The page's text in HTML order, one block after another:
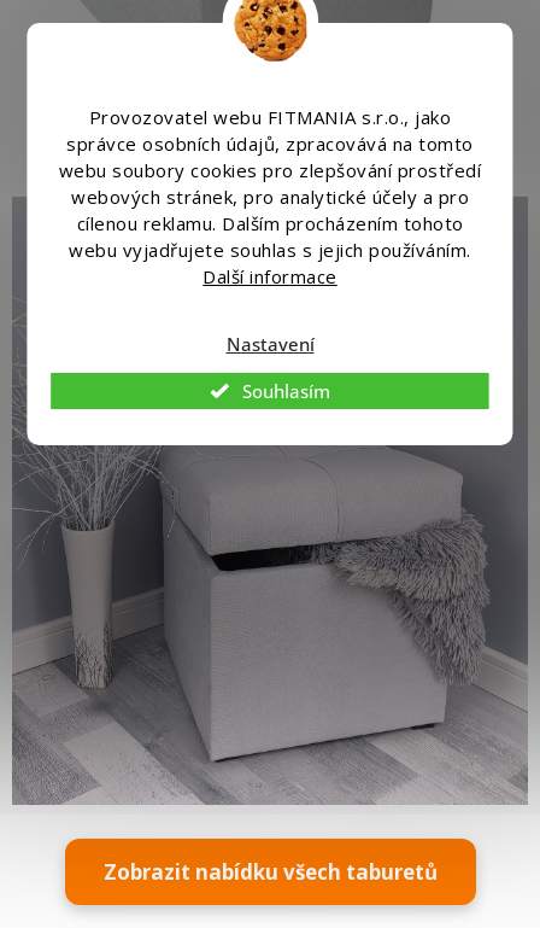
Provozovatel webu FITMANIA s.r.o., jako
správce osobních údajů, zpracovává na tomto
webu soubory cookies pro zlepšování prostředí
webových stránek, pro analytické účely a pro
cílenou reklamu. Dalším procházením tohoto
webu vyjadřujete souhlas s jejich používáním.
Další informace
Nastavení
Souhlasím
Zobrazit nabídku všech taburetů